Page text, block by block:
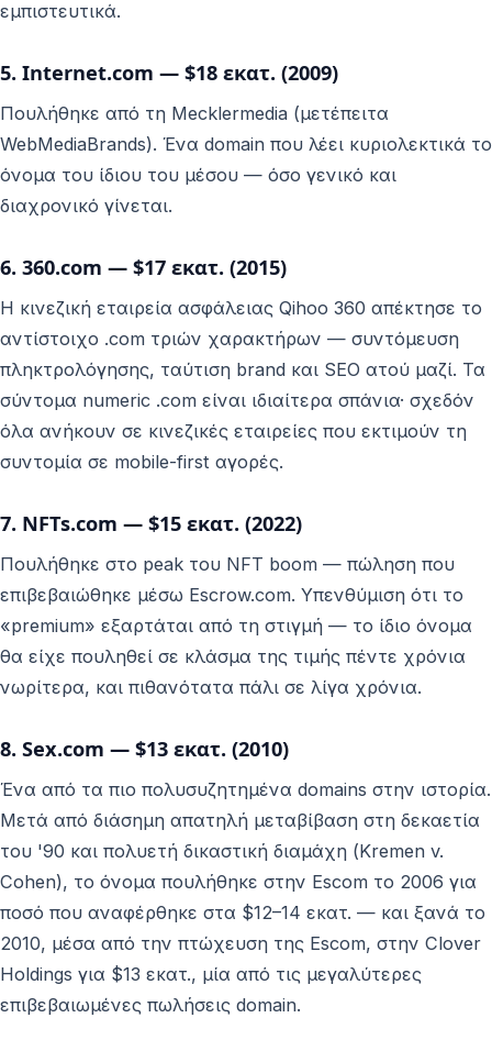
εμπιστευτικά.
5. Internet.com — $18 εκατ. (2009)
Πουλήθηκε από τη Mecklermedia (μετέπειτα
WebMediaBrands). Ένα domain που λέει κυριολεκτικά το
όνομα του ίδιου του μέσου — όσο γενικό και
διαχρονικό γίνεται.
6. 360.com — $17 εκατ. (2015)
Η κινεζική εταιρεία ασφάλειας Qihoo 360 απέκτησε το
αντίστοιχο .com τριών χαρακτήρων — συντόμευση
πληκτρολόγησης, ταύτιση brand και SEO ατού μαζί. Τα
σύντομα numeric .com είναι ιδιαίτερα σπάνια· σχεδόν
όλα ανήκουν σε κινεζικές εταιρείες που εκτιμούν τη
συντομία σε mobile-first αγορές.
7. NFTs.com — $15 εκατ. (2022)
Πουλήθηκε στο peak του NFT boom — πώληση που
επιβεβαιώθηκε μέσω Escrow.com. Υπενθύμιση ότι το
«premium» εξαρτάται από τη στιγμή — το ίδιο όνομα
θα είχε πουληθεί σε κλάσμα της τιμής πέντε χρόνια
νωρίτερα, και πιθανότατα πάλι σε λίγα χρόνια.
8. Sex.com — $13 εκατ. (2010)
Ένα από τα πιο πολυσυζητημένα domains στην ιστορία.
Μετά από διάσημη απατηλή μεταβίβαση στη δεκαετία
του '90 και πολυετή δικαστική διαμάχη (Kremen v.
Cohen), το όνομα πουλήθηκε στην Escom το 2006 για
ποσό που αναφέρθηκε στα $12–14 εκατ. — και ξανά το
2010, μέσα από την πτώχευση της Escom, στην Clover
Holdings για $13 εκατ., μία από τις μεγαλύτερες
επιβεβαιωμένες πωλήσεις domain.